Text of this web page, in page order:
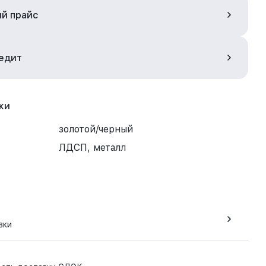
прайс
золотой/черный
ЛДСП, металл